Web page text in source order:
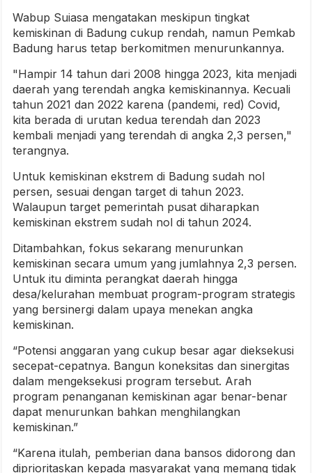
Wabup Suiasa mengatakan meskipun tingkat
kemiskinan di Badung cukup rendah, namun Pemkab
Badung harus tetap berkomitmen menurunkannya.
"Hampir 14 tahun dari 2008 hingga 2023, kita menjadi
daerah yang terendah angka kemiskinannya. Kecuali
tahun 2021 dan 2022 karena (pandemi, red) Covid,
kita berada di urutan kedua terendah dan 2023
kembali menjadi yang terendah di angka 2,3 persen,"
terangnya.
Untuk kemiskinan ekstrem di Badung sudah nol
persen, sesuai dengan target di tahun 2023.
Walaupun target pemerintah pusat diharapkan
kemiskinan ekstrem sudah nol di tahun 2024.
Ditambahkan, fokus sekarang menurunkan
kemiskinan secara umum yang jumlahnya 2,3 persen.
Untuk itu diminta perangkat daerah hingga
desa/kelurahan membuat program-program strategis
yang bersinergi dalam upaya menekan angka
kemiskinan.
“Potensi anggaran yang cukup besar agar dieksekusi
secepat-cepatnya. Bangun koneksitas dan sinergitas
dalam mengeksekusi program tersebut. Arah
program penanganan kemiskinan agar benar-benar
dapat menurunkan bahkan menghilangkan
kemiskinan.”
“Karena itulah, pemberian dana bansos didorong dan
diprioritaskan kepada masyarakat yang memang tidak